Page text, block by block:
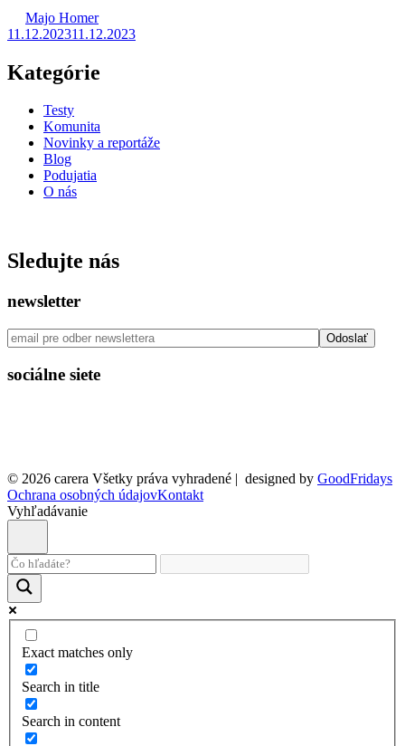
Majo Homer
11.12.202311.12.2023
Kategórie
Testy
Komunita
Novinky a reportáže
Blog
Podujatia
O nás
Sledujte nás
newsletter
sociálne siete
© 2026 carera Všetky práva vyhradené | designed by GoodFridays
Ochrana osobných údajovKontakt
Vyhľadávanie
Exact matches only
Search in title
Search in content